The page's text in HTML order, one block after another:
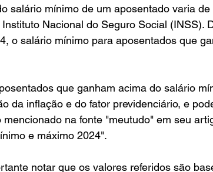
Nacional do Seguro Social (INSS).
o salário mínimo para aposentados que
que ganham acima do salário
da inflação e do fator previdenciário, e
mencionado na fonte "meutudo" em seu
e máximo 2024".
notar que os valores referidos são